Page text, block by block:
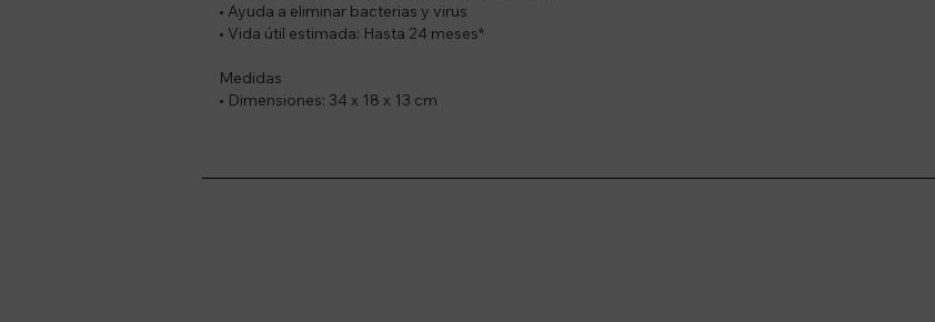
• Ayuda a eliminar bacterias y virus
• Vida útil estimada: Hasta 24 meses*
Medidas
• Dimensiones: 34 x 18 x 13 cm